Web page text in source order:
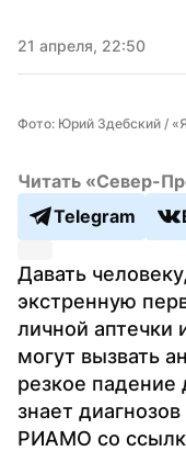
21 апреля, 22:50
Фото: Юрий Здебский /
Читать «Север-
Telegram
Давать
экстренную
личной аптечки
могут вызвать
резкое падение
знает
РИАМО со